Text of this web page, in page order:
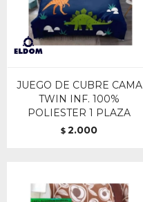
JUEGO DE CUBRE CAMA
TWIN INF. 100%
POLIESTER 1 PLAZA
$ 2.000